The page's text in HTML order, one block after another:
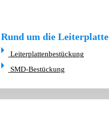
Rund um die Leiterplatte
Leiterplattenbestückung
SMD-Bestückung